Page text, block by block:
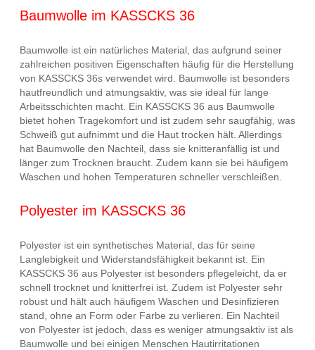
Baumwolle im KASSCKS 36
Baumwolle ist ein natürliches Material, das aufgrund seiner
zahlreichen positiven Eigenschaften häufig für die Herstellung
von KASSCKS 36s verwendet wird. Baumwolle ist besonders
hautfreundlich und atmungsaktiv, was sie ideal für lange
Arbeitsschichten macht. Ein KASSCKS 36 aus Baumwolle
bietet hohen Tragekomfort und ist zudem sehr saugfähig, was
Schweiß gut aufnimmt und die Haut trocken hält. Allerdings
hat Baumwolle den Nachteil, dass sie knitteranfällig ist und
länger zum Trocknen braucht. Zudem kann sie bei häufigem
Waschen und hohen Temperaturen schneller verschleißen.
Polyester im KASSCKS 36
Polyester ist ein synthetisches Material, das für seine
Langlebigkeit und Widerstandsfähigkeit bekannt ist. Ein
KASSCKS 36 aus Polyester ist besonders pflegeleicht, da er
schnell trocknet und knitterfrei ist. Zudem ist Polyester sehr
robust und hält auch häufigem Waschen und Desinfizieren
stand, ohne an Form oder Farbe zu verlieren. Ein Nachteil
von Polyester ist jedoch, dass es weniger atmungsaktiv ist als
Baumwolle und bei einigen Menschen Hautirritationen